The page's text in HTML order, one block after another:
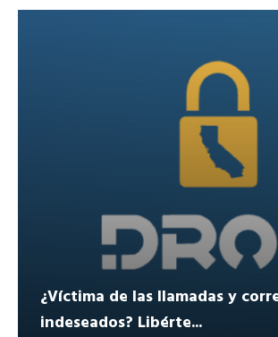
¿Víctima de las llamadas y
indeseados? Libérte...